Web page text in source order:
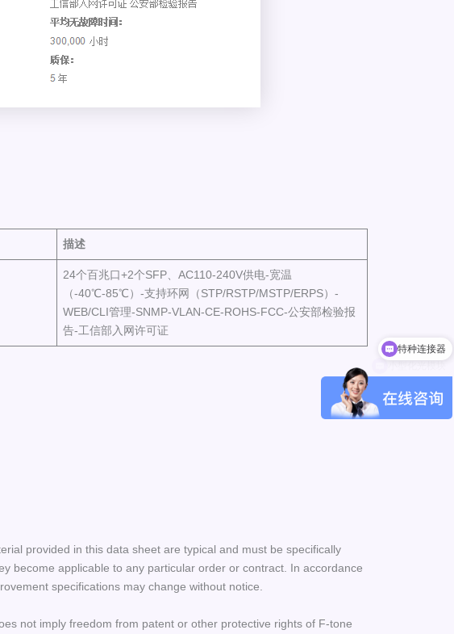
描述
24个百兆口+2个SFP、AC110-240V供电-宽温
（-40℃-85℃）-支持环网（STP/RSTP/MSTP/ERPS）-
WEB/CLI管理-SNMP-VLAN-CE-ROHS-FCC-公安部检验报
告-工信部入网许可证
provided in this data sheet are typical and must be specifically
become applicable to any particular order or contract. In accordance
specifications may change without notice.
not imply freedom from patent or other protective rights of F-tone
小型化光模块